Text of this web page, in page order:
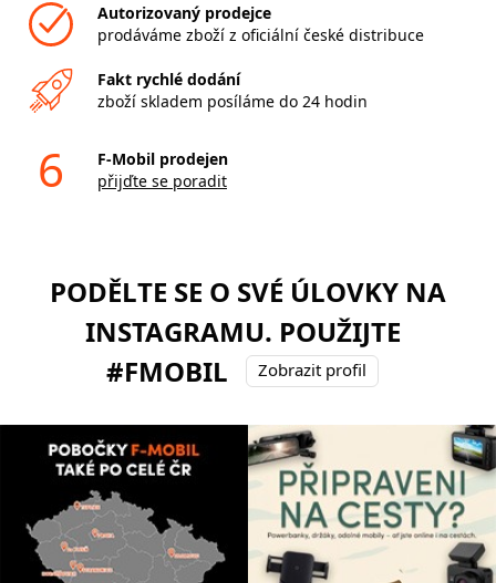
Autorizovaný prodejce
prodáváme zboží z oficiální české distribuce
Fakt rychlé dodání
zboží skladem posíláme do 24 hodin
6
F-Mobil prodejen
přijďte se poradit
PODĚLTE SE O SVÉ ÚLOVKY NA
INSTAGRAMU. POUŽIJTE
#FMOBIL
Zobrazit profil